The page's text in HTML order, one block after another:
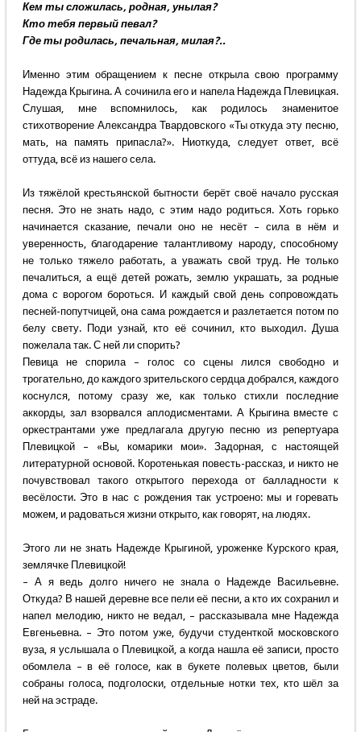
Кем ты сложилась, родная, унылая?
Кто тебя первый певал?
Где ты родилась, печальная, милая?..
Именно этим обращением к песне открыла свою программу
Надежда Крыгина. А сочинила его и напела Надежда Плевицкая.
Слушая, мне вспомнилось, как родилось знаменитое
стихотворение Александра Твардовского «Ты откуда эту песню,
мать, на память припасла?». Ниоткуда, следует ответ, всё
оттуда, всё из нашего села.
Из тяжёлой крестьянской бытности берёт своё начало русская
песня. Это не знать надо, с этим надо родиться. Хоть горько
начинается сказание, печали оно не несёт – сила в нём и
уверенность, благодарение талантливому народу, способному
не только тяжело работать, а уважать свой труд. Не только
печалиться, а ещё детей рожать, землю украшать, за родные
дома с ворогом бороться. И каждый свой день сопровождать
песней-попутчицей, она сама рождается и разлетается потом по
белу свету. Поди узнай, кто её сочинил, кто выходил. Душа
пожелала так. С ней ли спорить?
Певица не спорила – голос со сцены лился свободно и
трогательно, до каждого зрительского сердца добрался, каждого
коснулся, потому сразу же, как только стихли последние
аккорды, зал взорвался аплодисментами. А Крыгина вместе с
оркестрантами уже предлагала другую песню из репертуара
Плевицкой – «Вы, комарики мои». Задорная, с настоящей
литературной основой. Коротенькая повесть-рассказ, и никто не
почувствовал такого открытого перехода от балладности к
весёлости. Это в нас с рождения так устроено: мы и горевать
можем, и радоваться жизни открыто, как говорят, на людях.
Этого ли не знать Надежде Крыгиной, уроженке Курского края,
землячке Плевицкой!
– А я ведь долго ничего не знала о Надежде Васильевне.
Откуда? В нашей деревне все пели её песни, а кто их сохранил и
напел мелодию, никто не ведал, – рассказывала мне Надежда
Евгеньевна. – Это потом уже, будучи студенткой московского
вуза, я услышала о Плевицкой, а когда нашла её записи, просто
обомлела – в её голосе, как в букете полевых цветов, были
собраны голоса, подголоски, отдельные нотки тех, кто шёл за
ней на эстраде.